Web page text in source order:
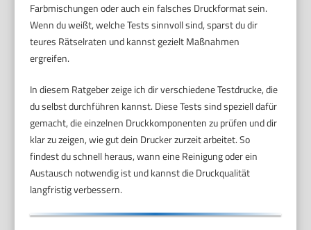
Farbmischungen oder auch ein falsches Druckformat sein.
Wenn du weißt, welche Tests sinnvoll sind, sparst du dir
teures Rätselraten und kannst gezielt Maßnahmen
ergreifen.
In diesem Ratgeber zeige ich dir verschiedene Testdrucke, die
du selbst durchführen kannst. Diese Tests sind speziell dafür
gemacht, die einzelnen Druckkomponenten zu prüfen und dir
klar zu zeigen, wie gut dein Drucker zurzeit arbeitet. So
findest du schnell heraus, wann eine Reinigung oder ein
Austausch notwendig ist und kannst die Druckqualität
langfristig verbessern.